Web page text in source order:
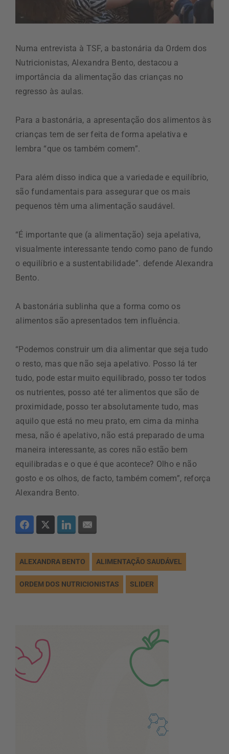
Numa entrevista à TSF, a bastonária da Ordem dos
Nutricionistas, Alexandra Bento, destacou a
importância da alimentação das crianças no
regresso às aulas.
Para a bastonária, a apresentação dos alimentos às
crianças tem de ser feita de forma apelativa e
lembra “que os também comem”.
Para além disso indica que a variedade e equilíbrio,
são fundamentais para assegurar que os mais
pequenos têm uma alimentação saudável.
“É importante que (a alimentação) seja apelativa,
visualmente interessante tendo como pano de fundo
o equilíbrio e a sustentabilidade”. defende Alexandra
Bento.
A bastonária sublinha que a forma como os
alimentos são apresentados tem influência.
“Podemos construir um dia alimentar que seja tudo
o resto, mas que não seja apelativo. Posso lá ter
tudo, pode estar muito equilibrado, posso ter todos
os nutrientes, posso até ter alimentos que são de
proximidade, posso ter absolutamente tudo, mas
aquilo que está no meu prato, em cima da minha
mesa, não é apelativo, não está preparado de uma
maneira interessante, as cores não estão bem
equilibradas e o que é que acontece? Olho e não
gosto e os olhos, de facto, também comem”, reforça
Alexandra Bento.
ALEXANDRA BENTO ALIMENTAÇÃO SAUDÁVEL
ORDEM DOS NUTRICIONISTAS SLIDER